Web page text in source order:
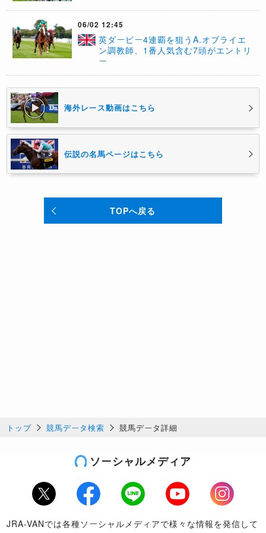
06/02 12:45
英ダービー4連覇を狙うA.オブライエ
ン調教師、1番人気含む7頭がエントリ
ー
海外レース動画はこちら
伝説の名馬ページはこちら
TOPへ戻る
トップ 競馬データ検索 競馬データ詳細
ソーシャルメディア
Twitter Facebook LINE Youtube
Instagram
JRA-VANでは各種ソーシャルメディアで様々な情報を発信して